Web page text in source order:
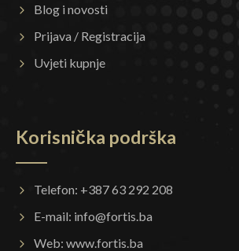
Blog i novosti
Prijava / Registracija
Uvjeti kupnje
Korisnička podrška
Telefon: +387 63 292 208
E-mail: info@fortis.ba
Web: www.fortis.ba